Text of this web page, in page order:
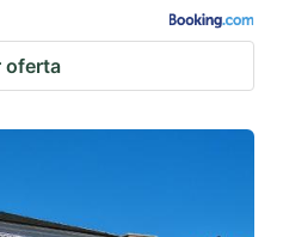
oferta